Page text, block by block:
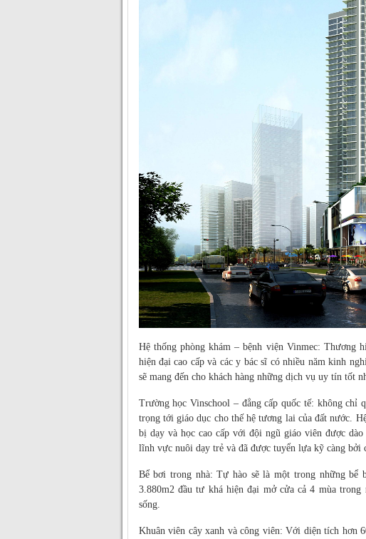
Hệ thống phòng khám – bệnh viện Vinmec:
hiện đại cao cấp và các y bác sĩ có nhiều năm kinh
sẽ mang đến cho khách hàng những dịch vụ uy tín tốt
Trường học Vinschool – đẳng cấp quốc tế: không chỉ
trọng tới giáo dục cho thế hệ tương lai của đất nước.
bị dạy và học cao cấp với đội ngũ giáo viên được
lĩnh vực nuôi dạy trẻ và đã được tuyển lựa kỹ càng bởi
Bể bơi trong nhà: Tự hào sẽ là một trong những
3.880m2 đầu tư khá hiện đại mở cửa cả 4 mùa
sống.
Khuân viên cây xanh và công viên: Với diện tích hơn